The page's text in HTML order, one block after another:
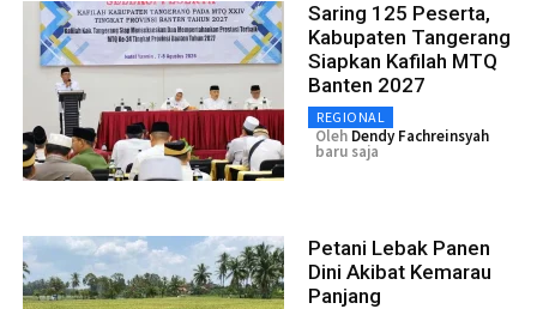
Saring 125 Peserta,
Kabupaten Tangerang
Siapkan Kafilah MTQ
Banten 2027
REGIONAL
Oleh Dendy Fachreinsyah
baru saja
Petani Lebak Panen
Dini Akibat Kemarau
Panjang